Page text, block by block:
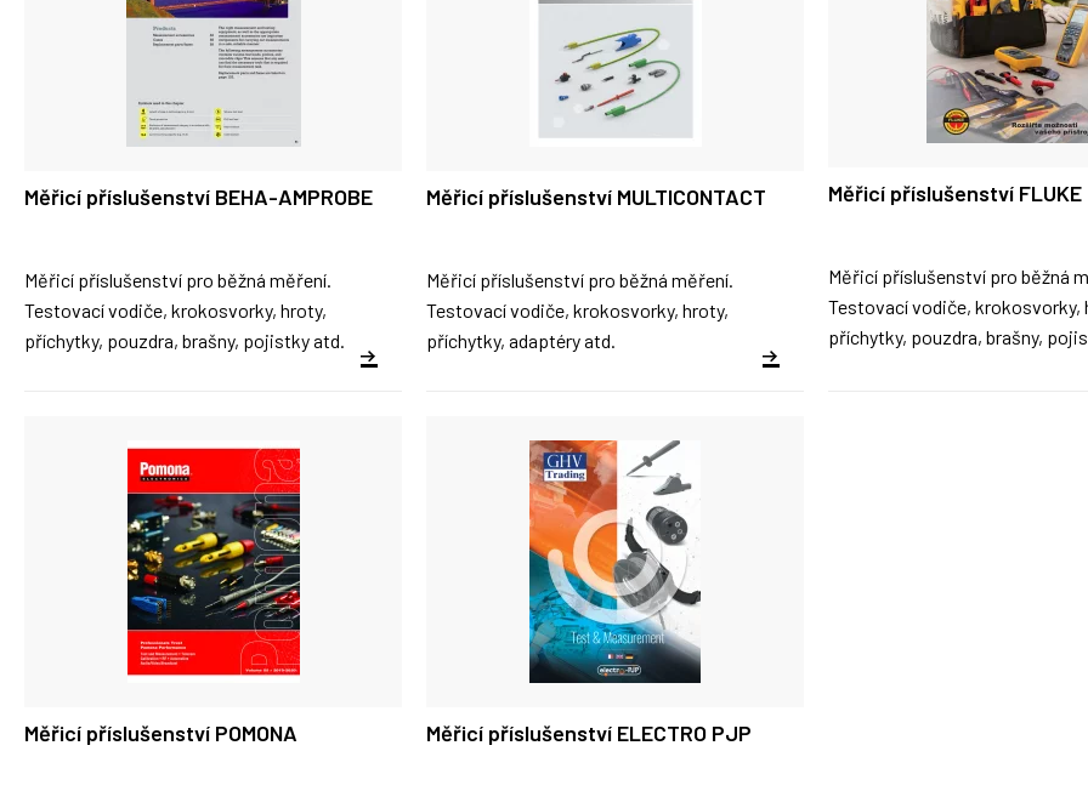
Měřicí příslušenství BEHA-AMPROBE
Měřicí příslušenství pro běžná měření.
Testovací vodiče, krokosvorky, hroty,
příchytky, pouzdra, brašny, pojistky atd.
Měřicí příslušenství MULTICONTACT
Měřicí příslušenství pro běžná měření.
Testovací vodiče, krokosvorky, hroty,
příchytky, adaptéry atd.
Měřicí příslušenství FLUKE
Měřicí příslušenství pro běžná
Testovací vodiče, krokosvorky,
příchytky, pouzdra, brašny,
Měřicí příslušenství POMONA Měřicí příslušenství ELECTRO PJP